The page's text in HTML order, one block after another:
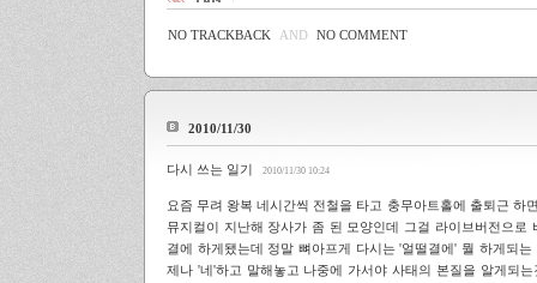
NO TRACKBACK AND NO COMMENT
2010/11/30
다시 쓰는 일기 2010/11/30 10:24
요즘 무려 왕복 네시간씩 전철을 타고 충무아트홀에 출퇴근 하
뮤지컬이 지난해 장사가 좀 된 모양인데 그걸 라이브버전으로
결에 하게됐는데 정말 뼈아프게 다시는 '얼떨결에' 뭘 하게되
제나 '네'하고 말해놓고 나중에 가서야 사태의 본질을 알게되